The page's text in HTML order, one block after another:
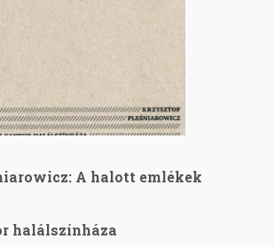
A halott emlékek
halálszínháza